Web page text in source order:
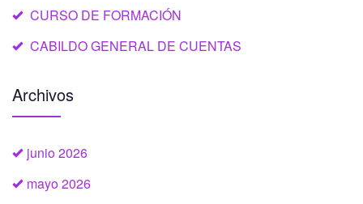
CURSO DE FORMACIÓN
CABILDO GENERAL DE CUENTAS
Archivos
junio 2026
mayo 2026